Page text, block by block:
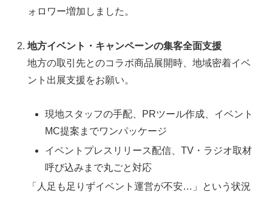
ォロワー増加しました。
地方イベント・キャンペーンの集客全面支援
地方の取引先とのコラボ商品展開時、地域密着イベ
ント出展支援をお願い。
現地スタッフの手配、PRツール作成、イベント
MC提案までワンパッケージ
イベントプレスリリース配信、TV・ラジオ取材
呼び込みまで丸ごと対応
「人足も足りずイベント運営が不安…」という状況